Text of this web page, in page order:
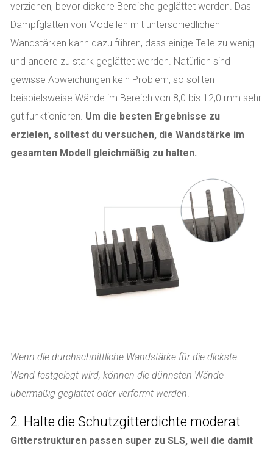
verziehen, bevor dickere Bereiche geglättet werden. Das
Dampfglätten von Modellen mit unterschiedlichen
Wandstärken kann dazu führen, dass einige Teile zu wenig
und andere zu stark geglättet werden. Natürlich sind
gewisse Abweichungen kein Problem, so sollten
beispielsweise Wände im Bereich von 8,0 bis 12,0 mm sehr
gut funktionieren. Um die besten Ergebnisse zu
erzielen, solltest du versuchen, die Wandstärke im
gesamten Modell gleichmäßig zu halten.
Wenn die durchschnittliche Wandstärke für die dickste
Wand festgelegt wird, können die dünnsten Wände
übermäßig geglättet oder verformt werden.
2. Halte die Schutzgitterdichte moderat
Gitterstrukturen passen super zu SLS, weil die damit